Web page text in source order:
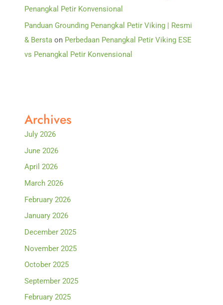
Penangkal Petir Konvensional
Panduan Grounding Penangkal Petir Viking | Resmi
& Bersta on Perbedaan Penangkal Petir Viking ESE
vs Penangkal Petir Konvensional
Archives
July 2026
June 2026
April 2026
March 2026
February 2026
January 2026
December 2025
November 2025
October 2025
September 2025
February 2025